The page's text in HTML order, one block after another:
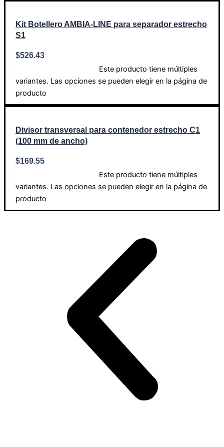
Kit Botellero AMBIA-LINE para separador estrecho
S1
$526.43
Este producto tiene múltiples
variantes. Las opciones se pueden elegir en la página de
producto
Divisor transversal para contenedor estrecho C1
(100 mm de ancho)
$169.55
Este producto tiene múltiples
variantes. Las opciones se pueden elegir en la página de
producto